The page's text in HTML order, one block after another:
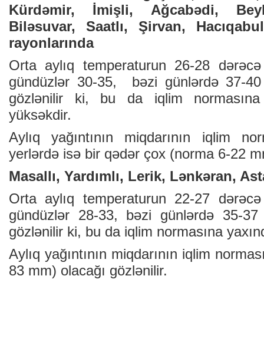
Kürdəmir, İmişli, Ağcabədi,
Biləsuvar, Saatlı, Şirvan,
rayonlarında
Orta aylıq temperaturun 26-28
gündüzlər 30-35, bəzi günlərdə 37-
gözlənilir ki, bu da iqlim
yüksəkdir.
Aylıq yağıntının miqdarının iqlim
yerlərdə isə bir qədər çox (norma 6-22
Masallı, Yardımlı, Lerik, Lənkəran,
Orta aylıq temperaturun 22-27
gündüzlər 28-33, bəzi günlərdə 35-
gözlənilir ki, bu da iqlim normasına
Aylıq yağıntının miqdarının iqlim
83 mm) olacağı gözlənilir.